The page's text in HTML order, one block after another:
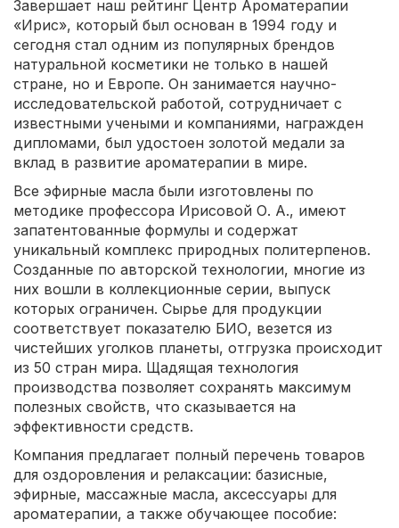
Завершает наш рейтинг Центр Ароматерапии
«Ирис», который был основан в 1994 году и
сегодня стал одним из популярных брендов
натуральной косметики не только в нашей
стране, но и Европе. Он занимается научно-
исследовательской работой, сотрудничает с
известными учеными и компаниями, награжден
дипломами, был удостоен золотой медали за
вклад в развитие ароматерапии в мире.
Все эфирные масла были изготовлены по
методике профессора Ирисовой О. А., имеют
запатентованные формулы и содержат
уникальный комплекс природных политерпенов.
Созданные по авторской технологии, многие из
них вошли в коллекционные серии, выпуск
которых ограничен. Сырье для продукции
соответствует показателю БИО, везется из
чистейших уголков планеты, отгрузка происходит
из 50 стран мира. Щадящая технология
производства позволяет сохранять максимум
полезных свойств, что сказывается на
эффективности средств.
Компания предлагает полный перечень товаров
для оздоровления и релаксации: базисные,
эфирные, массажные масла, аксессуары для
ароматерапии, а также обучающее пособие: